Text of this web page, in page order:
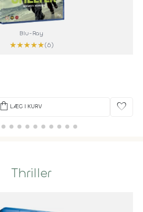
Blu-Ray
★★★★★(6)
shopping_bag LÆG I KURV favorite
Thriller